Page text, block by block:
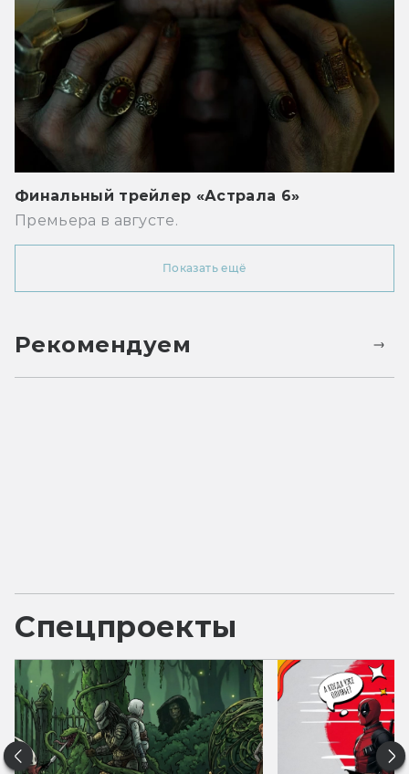
Финальный трейлер «Астрала 6»
Премьера в августе.
Показать ещё
Рекомендуем
Спецпроекты